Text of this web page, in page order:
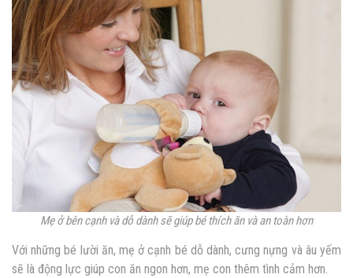
Mẹ ở bên cạnh và dỗ dành sẽ giúp bé thích ăn và an toàn hơn
Với những bé lười ăn, mẹ ở cạnh bé dỗ dành, cưng nựng và âu yếm
sẽ là động lực giúp con ăn ngon hơn, mẹ con thêm tình cảm hơn.